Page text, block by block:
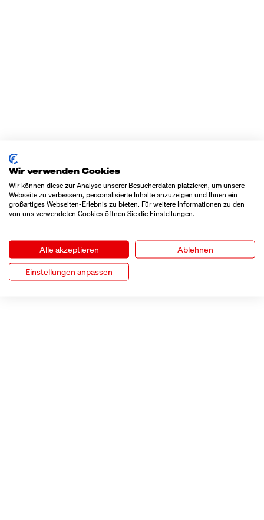
Wir verwenden Cookies
Wir können diese zur Analyse unserer Besucherdaten platzieren, um unsere
Webseite zu verbessern, personalisierte Inhalte anzuzeigen und Ihnen ein
großartiges Webseiten-Erlebnis zu bieten. Für weitere Informationen zu den
von uns verwendeten Cookies öffnen Sie die Einstellungen.
Alle akzeptieren Ablehnen
Einstellungen anpassen